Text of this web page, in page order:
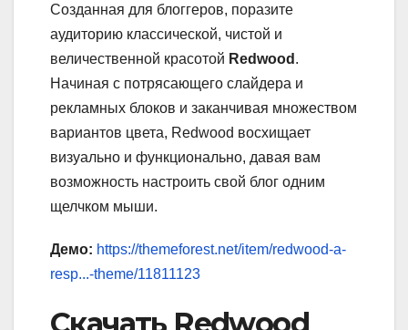
Созданная для блоггеров, поразите
аудиторию классической, чистой и
величественной красотой Redwood .
Начиная с потрясающего слайдера и
рекламных блоков и заканчивая множеством
вариантов цвета, Redwood восхищает
визуально и функционально, давая вам
возможность настроить свой блог одним
щелчком мыши.
Демо: https://themeforest.net/item/redwood-a-
resp...-theme/11811123